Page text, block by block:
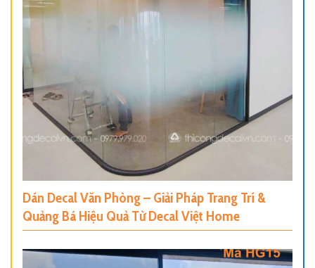
Dán Decal Văn Phòng – Giải Pháp Trang Trí &
Quảng Bá Hiệu Quả Từ Decal Việt Home